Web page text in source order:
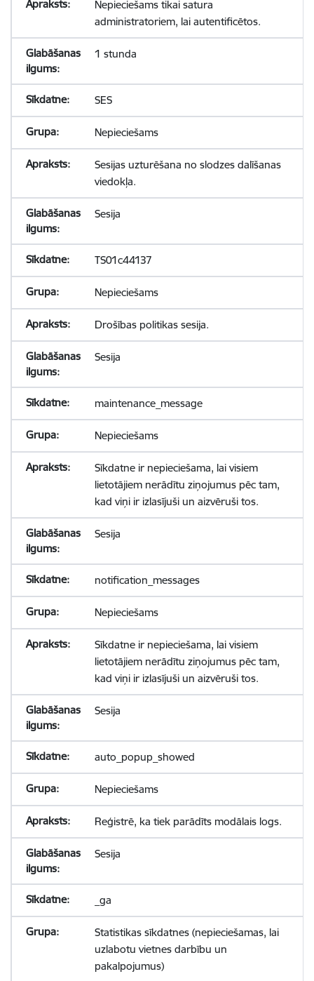
Nepieciešams tikai satura
administratoriem, lai autentificētos.
1 stunda
SES
Nepieciešams
Sesijas uzturēšana no slodzes dalīšanas
viedokļa.
Sesija
TS01c44137
Nepieciešams
Drošības politikas sesija.
Sesija
maintenance_message
Nepieciešams
Sīkdatne ir nepieciešama, lai visiem
lietotājiem nerādītu ziņojumus pēc tam,
kad viņi ir izlasījuši un aizvēruši tos.
Sesija
notification_messages
Nepieciešams
Sīkdatne ir nepieciešama, lai visiem
lietotājiem nerādītu ziņojumus pēc tam,
kad viņi ir izlasījuši un aizvēruši tos.
Sesija
auto_popup_showed
Nepieciešams
Reģistrē, ka tiek parādīts modālais logs.
Sesija
_ga
Statistikas sīkdatnes (nepieciešamas, lai
uzlabotu vietnes darbību un
pakalpojumus)